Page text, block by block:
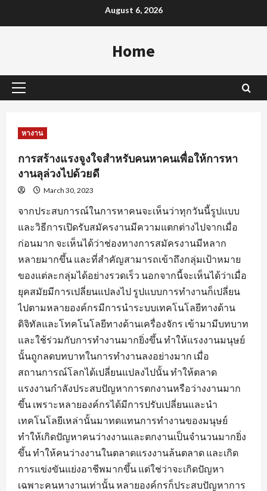
to
August 6, 2026
Home
Primary
หางาน
การสร้างแรงจูงใจสำหรับคนหาคนเพื่อให้การหา
งานลุล่วงไปด้วยดี
March 30, 2023
จากประสบการณ์ในการหาคนจะเห็นว่าทุกวันนี้รูปแบบ
และวิธีการเปิดรับสมัครงานมีความแตกต่างไปจากเมื่อ
ก่อนมาก จะเห็นได้ว่าช่องทางการสมัครงานมีหลาก
หลายมากขึ้น และที่สำคัญสามารถเข้าถึงกลุ่มเป้าหมาย
ของแต่ละกลุ่มได้อย่างรวดเร็ว นอกจากนี้จะเห็นได้ว่าเมื่อ
ยุคสมัยมีการเปลี่ยนแปลงไป รูปแบบการทำงานก็เปลี่ยน
ไปตามหลายองค์กรมีการนำระบบเทคโนโลยีทางด้าน
ดิจิทัลและโทคโนโลยีทางด้านเครื่องจักร เข้ามามีบทบาท
และใช้ร่วมกับการทำงานมากยิ่งขึ้น ทำให้แรงงานมนุษย์
นั้นถูกลดบทบาทในการทำงานลงอย่างมาก เมื่อ
สถานการณ์โลกได้เปลี่ยนแปลงไปนั้น ทำให้ตลาด
แรงงานกำลังประสบปัญหาการตกงานหรือว่างงานมาก
ขึ้น เพราะหลายองค์กรได้มีการปรับเปลี่ยนและนำ
เทคโนโลยีเหล่านั้นมาทดแทนการทำงานของมนุษย์
ทำให้เกิดปัญหาคนว่างงานและตกงานเป็นจำนวนมากยิ่ง
ขึ้น ทำให้คนว่างงานในตลาดแรงงานล้นตลาด และเกิด
การแข่งขันแย่งอาชีพมากขึ้น แต่ใช่ว่าจะเกิดปัญหา
เฉพาะคนหางานเท่านั้น หลายองค์กรก็ประสบปัญหาการ